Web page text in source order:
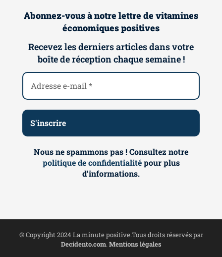
Abonnez-vous à notre lettre de vitamines
économiques positives
Recevez les derniers articles dans votre
boîte de réception chaque semaine !
Nous ne spammons pas ! Consultez notre
politique de confidentialitépour plus
d’informations.
© Copyright 2024 La minute positive.Tous droits réservés par
Decidento.com.Mentions légales